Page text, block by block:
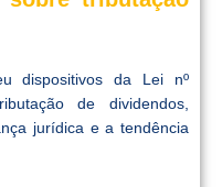
dispositivos da Lei nº
de dividendos,
jurídica e a tendência